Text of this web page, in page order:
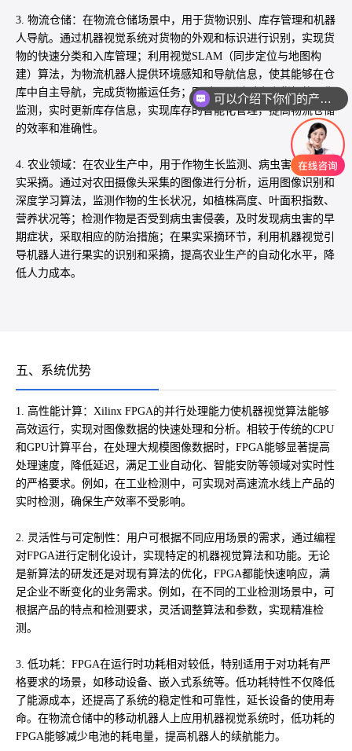
3. 物流仓储：在物流仓储场景中，用于货物识别、库存管理和机器
人导航。通过机器视觉系统对货物的外观和标识进行识别，实现货
物的快速分类和入库管理；利用视觉SLAM（同步定位与地图构
建）算法，为物流机器人提供环境感知和导航信息，使其能够在仓
库中自主导航，完成货物搬运任务；同时，通过对仓库货架的图像
监测，实时更新库存信息，实现库存的智能化管理，提高物流仓储
的效率和准确性。
4. 农业领域：在农业生产中，用于作物生长监测、病虫害检测和果
实采摘。通过对农田摄像头采集的图像进行分析，运用图像识别和
深度学习算法，监测作物的生长状况，如植株高度、叶面积指数、
营养状况等；检测作物是否受到病虫害侵袭，及时发现病虫害的早
期症状，采取相应的防治措施；在果实采摘环节，利用机器视觉引
导机器人进行果实的识别和采摘，提高农业生产的自动化水平，降
低人力成本。
五、系统优势
1. 高性能计算：Xilinx FPGA的并行处理能力使机器视觉算法能够
高效运行，实现对图像数据的快速处理和分析。相较于传统的CPU
和GPU计算平台，在处理大规模图像数据时，FPGA能够显著提高
处理速度，降低延迟，满足工业自动化、智能安防等领域对实时性
的严格要求。例如，在工业检测中，可实现对高速流水线上产品的
实时检测，确保生产效率不受影响。
2. 灵活性与可定制性：用户可根据不同应用场景的需求，通过编程
对FPGA进行定制化设计，实现特定的机器视觉算法和功能。无论
是新算法的研发还是对现有算法的优化，FPGA都能快速响应，满
足企业不断变化的业务需求。例如，在不同的工业检测场景中，可
根据产品的特点和检测要求，灵活调整算法和参数，实现精准检
测。
3. 低功耗：FPGA在运行时功耗相对较低，特别适用于对功耗有严
格要求的场景，如移动设备、嵌入式系统等。低功耗特性不仅降低
了能源成本，还提高了系统的稳定性和可靠性，延长设备的使用寿
命。在物流仓储中的移动机器人上应用机器视觉系统时，低功耗的
FPGA能够减少电池的耗电量，提高机器人的续航能力。
可以介绍下你们的产品么